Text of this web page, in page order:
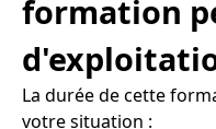
formation
La durée de cette
votre situation :